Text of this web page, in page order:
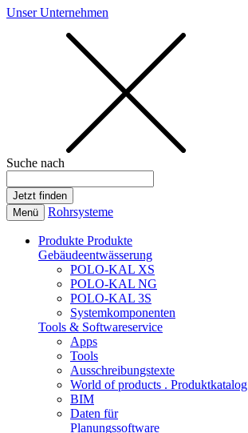
Unser Unternehmen
Suche nach
Menü Rohrsysteme
Produkte Produkte
Gebäudeentwässerung
POLO-KAL XS
POLO-KAL NG
POLO-KAL 3S
Systemkomponenten
Tools & Softwareservice
Apps
Tools
Ausschreibungstexte
World of products . Produktkatalog
BIM
Daten für
Planungssoftware